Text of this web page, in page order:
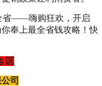
省——嗨购狂欢，开启
奉上最全省钱攻略！快
区
司